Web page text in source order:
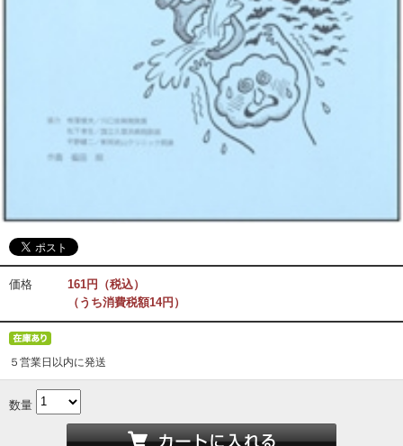
価格
161円（税込）
（うち消費税額14円）
５営業日以内に発送
数量